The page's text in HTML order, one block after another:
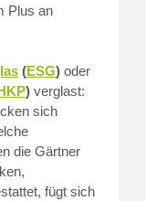
Plus an
(ESG) oder
HKP) verglast:
sich
die Gärtner
fügt sich